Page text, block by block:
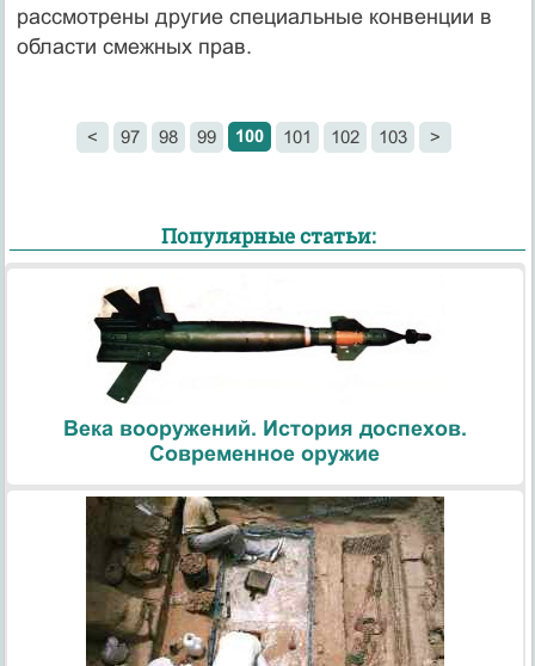
рассмотрены другие специальные конвенции в
области смежных прав.
< 97 98 99 100 101 102 103 >
Популярные статьи:
Века вооружений. История доспехов.
Современное оружие